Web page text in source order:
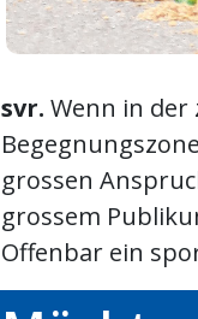
svr. Wenn in
grossen
grossem
Offenbar ein